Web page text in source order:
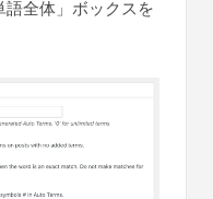
全体」ボックスを